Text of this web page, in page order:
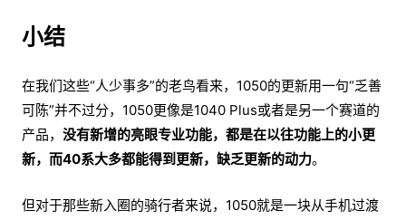
小结
在我们这些“人少事多”的老鸟看来，1050的更新用一句“乏善
可陈”并不过分，1050更像是1040 Plus或者是另一个赛道的
产品， 没有新增的亮眼专业功能，都是在以往功能上的小更
新，而40系大多都能得到更新，缺乏更新的动力。
但对于那些新入圈的骑行者来说，1050就是一块从手机过渡